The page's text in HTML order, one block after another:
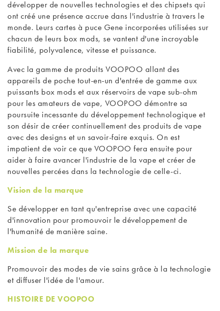
développer de nouvelles technologies et des chipsets qui
ont créé une présence accrue dans l'industrie à travers le
monde. Leurs cartes à puce Gene incorporées utilisées sur
chacun de leurs box mods, se vantent d'une incroyable
fiabilité, polyvalence, vitesse et puissance.
Avec la gamme de produits VOOPOO allant des
appareils de poche tout-en-un d'entrée de gamme aux
puissants box mods et aux réservoirs de vape sub-ohm
pour les amateurs de vape, VOOPOO démontre sa
poursuite incessante du développement technologique et
son désir de créer continuellement des produits de vape
avec des designs et un savoir-faire exquis. On est
impatient de voir ce que VOOPOO fera ensuite pour
aider à faire avancer l'industrie de la vape et créer de
nouvelles percées dans la technologie de celle-ci.
Vision de la marque
Se développer en tant qu'entreprise avec une capacité
d'innovation pour promouvoir le développement de
l'humanité de manière saine.
Mission de la marque
Promouvoir des modes de vie sains grâce à la technologie
et diffuser l'idée de l'amour.
HISTOIRE DE VOOPOO